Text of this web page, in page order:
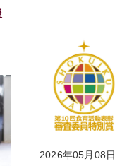
2026年05月08日